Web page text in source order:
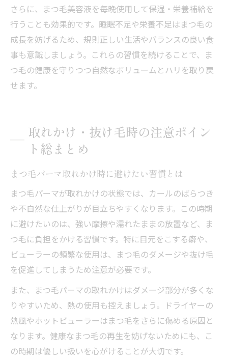
さらに、まつ毛美容液を毎晩使用して保湿・栄養補給を
行うことも効果的です。睡眠不足や栄養不足はまつ毛の
成長を妨げるため、規則正しい生活やバランスの良い食
事も意識しましょう。これらの習慣を続けることで、ま
つ毛の健康を守りつつ自然なボリュームとハリを取り戻
せます。
取れかけ・抜け毛時の注意ポイン
ト総まとめ
まつ毛パーマ取れかけ時に避けたい習慣とは
まつ毛パーマが取れかけの状態では、カールのばらつき
や不自然な仕上がりが目立ちやすくなります。この時期
に避けたいのは、強い摩擦や濡れたままの放置など、ま
つ毛に負担をかける習慣です。特に目元をこする癖や、
ビューラーの頻繁な使用は、まつ毛のダメージや抜け毛
を促進してしまうため注意が必要です。
また、まつ毛パーマの取れかけはダメージ部分が多くな
りやすいため、熱の使用も控えましょう。ドライヤーの
熱風やホットビューラーはまつ毛をさらに傷める原因と
なります。健康なまつ毛の再生を妨げないためにも、こ
の時期は優しい扱いを心がけることが大切です。